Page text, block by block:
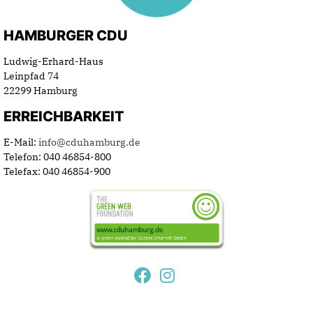
HAMBURGER CDU
Ludwig-Erhard-Haus
Leinpfad 74
22299 Hamburg
ERREICHBARKEIT
E-Mail: info@cduhamburg.de
Telefon: 040 46854-800
Telefax: 040 46854-900